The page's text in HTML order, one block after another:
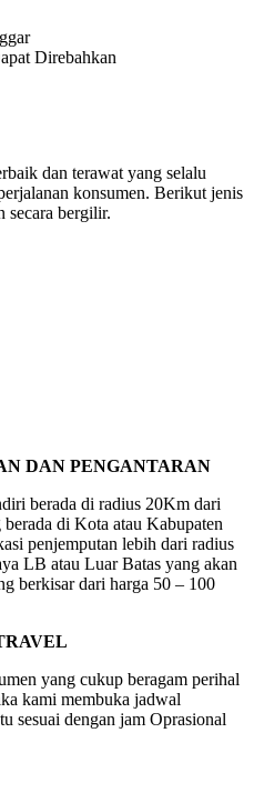
Direbahkan
dan terawat yang selalu
konsumen. Berikut jenis
secara bergilir.
DAN PENGANTARAN
berada di radius 20Km dari
di Kota atau Kabupaten
penjemputan lebih dari radius
LB atau Luar Batas yang akan
berkisar dari harga 50 – 100
yang cukup beragam perihal
kami membuka jadwal
sesuai dengan jam Oprasional